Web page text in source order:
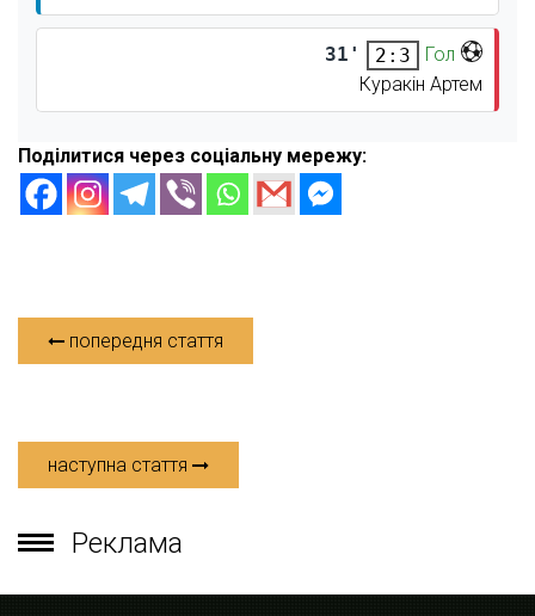
31' 2:3
Гол
Куракін Артем
Поділитися через соціальну мережу:
попередня стаття
наступна стаття
Реклама